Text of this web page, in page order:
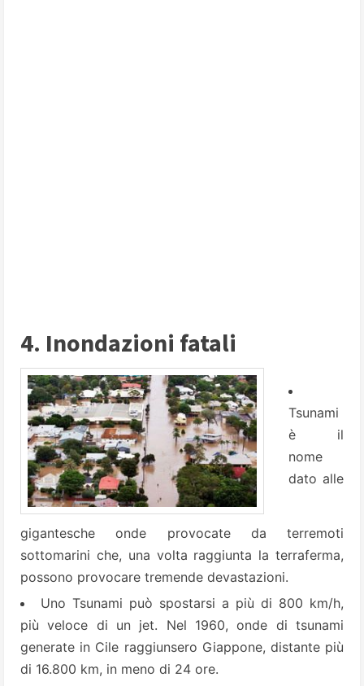
4. Inondazioni fatali
Tsunami
è il
nome
dato alle
gigantesche onde provocate da terremoti
sottomarini che, una volta raggiunta la terraferma,
possono provocare tremende devastazioni.
Uno Tsunami può spostarsi a più di 800 km/h,
più veloce di un jet. Nel 1960, onde di tsunami
generate in Cile raggiunsero Giappone, distante più
di 16.800 km, in meno di 24 ore.